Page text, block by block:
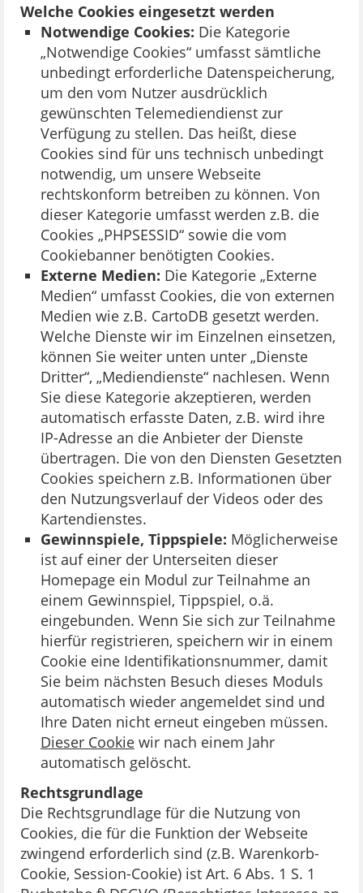
Welche Cookies eingesetzt werden
Notwendige Cookies: Die Kategorie
„Notwendige Cookies“ umfasst sämtliche
unbedingt erforderliche Datenspeicherung,
um den vom Nutzer ausdrücklich
gewünschten Telemediendienst zur
Verfügung zu stellen. Das heißt, diese
Cookies sind für uns technisch unbedingt
notwendig, um unsere Webseite
rechtskonform betreiben zu können. Von
dieser Kategorie umfasst werden z.B. die
Cookies „PHPSESSID“ sowie die vom
Cookiebanner benötigten Cookies.
Externe Medien: Die Kategorie „Externe
Medien“ umfasst Cookies, die von externen
Medien wie z.B. CartoDB gesetzt werden.
Welche Dienste wir im Einzelnen einsetzen,
können Sie weiter unten unter „Dienste
Dritter“, „Mediendienste“ nachlesen. Wenn
Sie diese Kategorie akzeptieren, werden
automatisch erfasste Daten, z.B. wird ihre
IP-Adresse an die Anbieter der Dienste
übertragen. Die von den Diensten Gesetzten
Cookies speichern z.B. Informationen über
den Nutzungsverlauf der Videos oder des
Kartendienstes.
Gewinnspiele, Tippspiele: Möglicherweise
ist auf einer der Unterseiten dieser
Homepage ein Modul zur Teilnahme an
einem Gewinnspiel, Tippspiel, o.ä.
eingebunden. Wenn Sie sich zur Teilnahme
hierfür registrieren, speichern wir in einem
Cookie eine Identifikationsnummer, damit
Sie beim nächsten Besuch dieses Moduls
automatisch wieder angemeldet sind und
Ihre Daten nicht erneut eingeben müssen.
Dieser Cookie wir nach einem Jahr
automatisch gelöscht.
Rechtsgrundlage
Die Rechtsgrundlage für die Nutzung von
Cookies, die für die Funktion der Webseite
zwingend erforderlich sind (z.B. Warenkorb-
Cookie, Session-Cookie) ist Art. 6 Abs. 1 S. 1